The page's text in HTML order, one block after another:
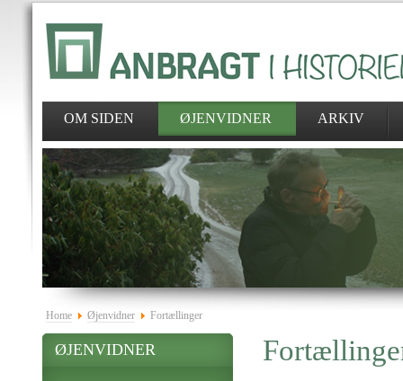
OM SIDEN ØJENVIDNER ARKIV
Home Øjenvidner Fortællinger
ØJENVIDNER